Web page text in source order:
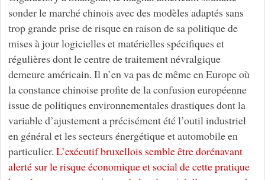
sonder le marché chinois avec des modèles adaptés sans
trop grande prise de risque en raison de sa politique de
mises à jour logicielles et matérielles spécifiques et
régulières dont le centre de traitement névralgique
demeure américain. Il n’en va pas de même en Europe où
la constance chinoise profite de la confusion européenne
issue de politiques environnementales drastiques dont la
variable d’ajustement a précisément été l’outil industriel
en général et les secteurs énergétique et automobile en
particulier. L’exécutif bruxellois semble être dorénavant
alerté sur le risque économique et social de cette pratique